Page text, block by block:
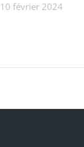
10 février 2024